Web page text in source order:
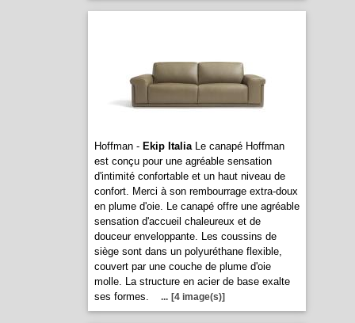
Hoffman - Ekip ItaliaLe canapé Hoffman
est conçu pour une agréable sensation
d'intimité confortable et un haut niveau de
confort. Merci à son rembourrage extra-doux
en plume d'oie. Le canapé offre une agréable
sensation d'accueil chaleureux et de
douceur enveloppante. Les coussins de
siège sont dans un polyuréthane flexible,
couvert par une couche de plume d'oie
molle. La structure en acier de base exalte
ses formes.
... [4 image(s)]